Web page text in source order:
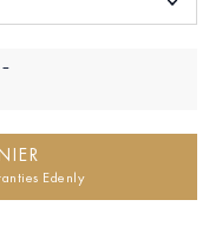
-
Edenly